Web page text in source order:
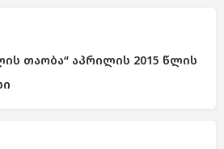
თაობა“ აპრილის 2015 წლის